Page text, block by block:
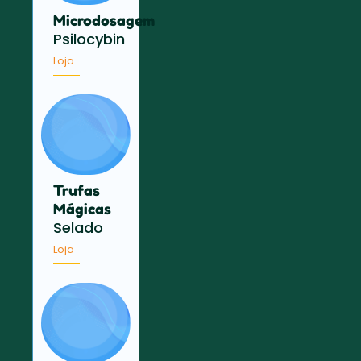
Microdosagem
Psilocybin
Loja
Trufas
Mágicas
Selado
Loja